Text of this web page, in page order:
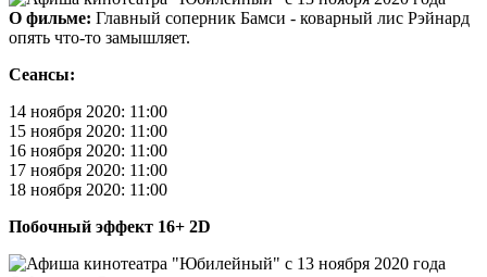
О фильме: Главный соперник Бамси - коварный лис Рэйнард
опять что-то замышляет.
Сеансы:
14 ноября 2020: 11:00
15 ноября 2020: 11:00
16 ноября 2020: 11:00
17 ноября 2020: 11:00
18 ноября 2020: 11:00
Побочный эффект 16+ 2D